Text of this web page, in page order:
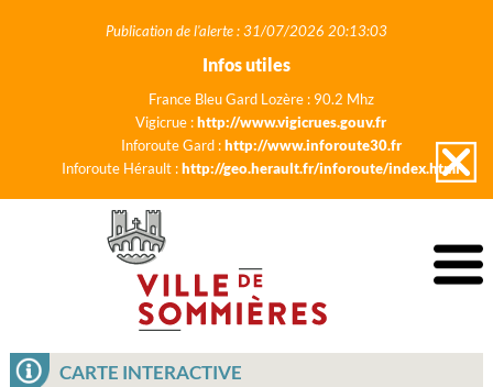
Publication de l'alerte : 31/07/2026 20:13:03
Infos utiles
France Bleu Gard Lozère : 90.2 Mhz
Vigicrue :http://www.vigicrues.gouv.fr
Inforoute Gard :http://www.inforoute30.fr
Inforoute Hérault :http://geo.herault.fr/inforoute/index.html
CARTE INTERACTIVE